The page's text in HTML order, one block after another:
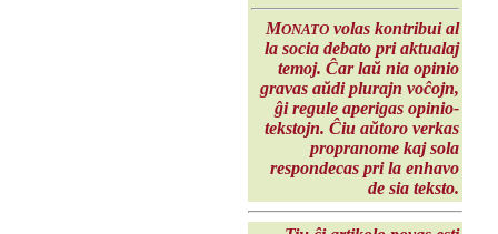
MONATOvolas kontribui al
la socia debato pri aktualaj
temoj. Ĉar laŭ nia opinio
gravas aŭdi plurajn voĉojn,
ĝi regule aperigas opinio-
tekstojn. Ĉiu aŭtoro verkas
propranome kaj sola
respondecas pri la enhavo
de sia teksto.